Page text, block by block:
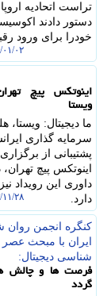
تراست اتحادیه
دستور دادند
خودرا برای ورود
۱۴۰۴/۰۱/
اینوتکس پیچ
ویستا
ما دیجیتال: ویستا،
سرمایه گذاری
پشتیبانی از
اینوتکس پیچ
داوری این رویداد
دارد.
۱۴۰۳/۱۱/
كنگره انجمن روان
ایران با مبحث عصر
شناسی دیجیتال:
فرصت ها و چالش
گردد